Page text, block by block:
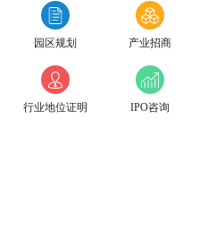
园区规划 产业招商
行业地位证明 IPO咨询